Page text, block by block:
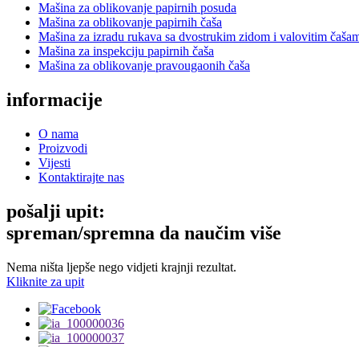
Mašina za oblikovanje papirnih posuda
Mašina za oblikovanje papirnih čaša
Mašina za izradu rukava sa dvostrukim zidom i valovitim
Mašina za inspekciju papirnih čaša
Mašina za oblikovanje pravougaonih čaša
informacije
O nama
Proizvodi
Vijesti
Kontaktirajte nas
pošalji upit:
spreman/spremna da naučim više
Nema ništa ljepše nego vidjeti krajnji rezultat.
Kliknite za upit